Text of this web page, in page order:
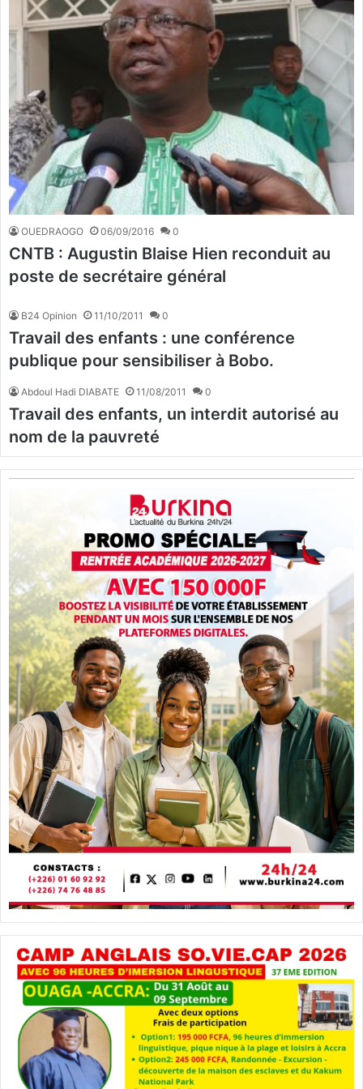
OUEDRAOGO 06/09/2016 0
CNTB : Augustin Blaise Hien reconduit au
poste de secrétaire général
B24 Opinion 11/10/2011 0
Travail des enfants : une conférence
publique pour sensibiliser à Bobo.
Abdoul Hadi DIABATE 11/08/2011 0
Travail des enfants, un interdit autorisé au
nom de la pauvreté